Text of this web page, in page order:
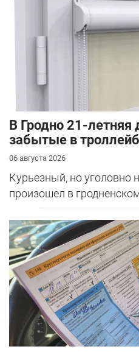
В Гродно 21-летняя
забытые в
06 августа 2026
Курьезный, но уголовно
произошел в